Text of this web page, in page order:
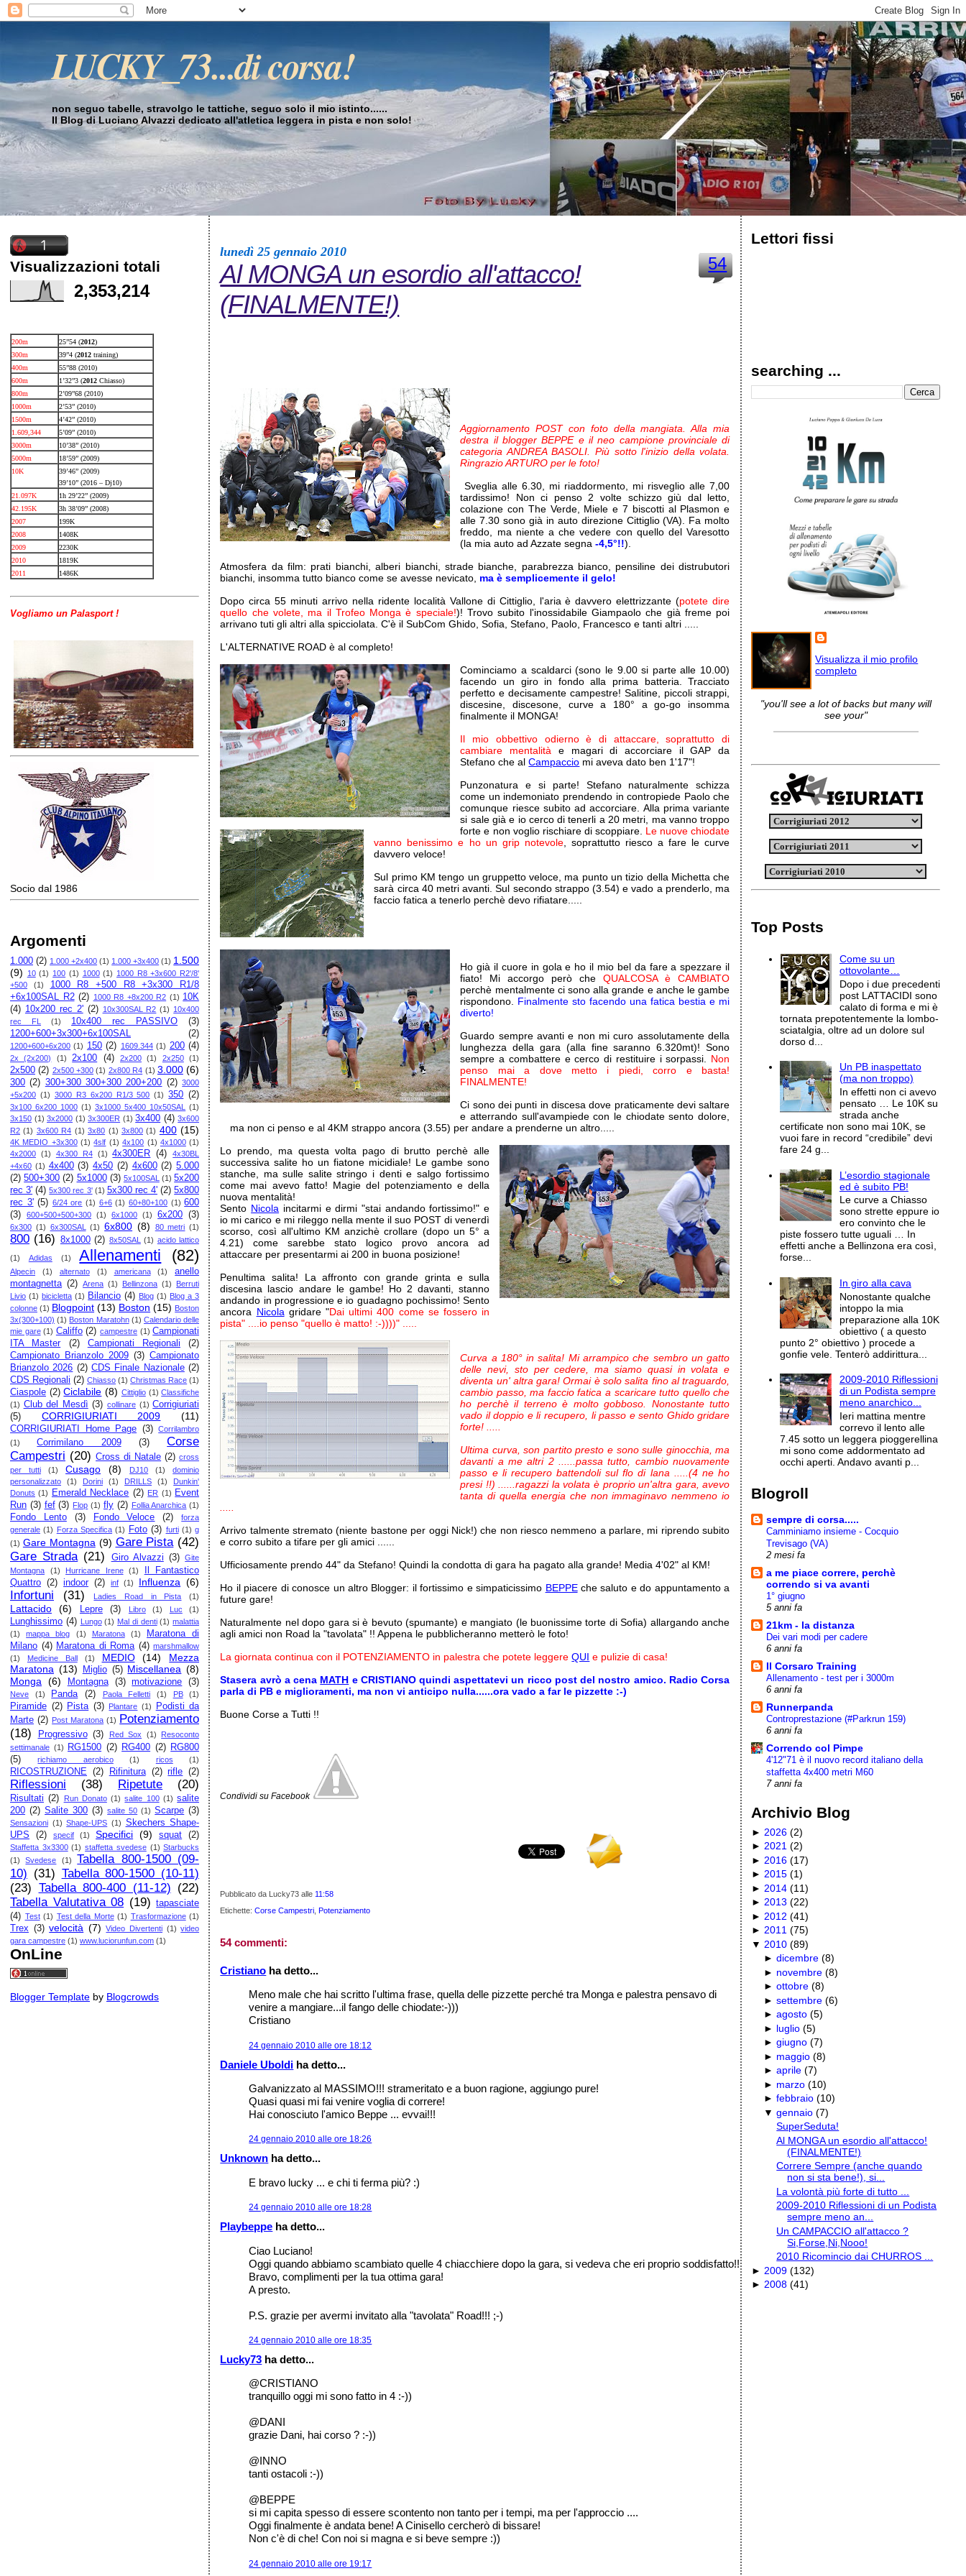
LUCKY_73...di corsa!
non seguo tabelle, stravolgo le tattiche, seguo solo il mio istinto......
Il Blog di Luciano Alvazzi dedicato all'atletica leggera in pista e non solo!
Visualizzazioni totali
2,353,214
200m 25”54 (2012)
300m
39”4 (2012 training)
400m
55”88 (2010)
600m
1’32”3 (2012 Chiasso)
800m
2’09”68 (2010)
1000m
2’53” (2010)
1500m
4’42” (2010)
1.609,344
5’09” (2010)
3000m
10’38” (2010)
5000m
18’59” (2009)
10K
39’46” (2009)
39’10” (2016 – Dj10)
21.097K
1h 29’22” (2009)
42.195K
3h 38’09” (2008)
2007
199K
2008
1408K
2009
2230K
2010
1819K
2011
1486K
Vogliamo un Palasport !
Socio dal 1986
Argomenti
1.000 (2) 1.000 +2x400 (1) 1.000 +3x400 (1) 1.500
(9)
10 (1) 100 (1) 1000 (1) 1000 R8 +3x600 R2'/8'
+500
(1)
1000 R8 +500 R8 +3x300 R1/8
+6x100SAL R2 (2) 1000 R8 +8x200 R2 (1) 10K
(4) 10x200 rec 2' (2) 10x300SAL R2 (1) 10x400
rec FL
(1) 10x400 rec PASSIVO
(3)
1200+600+3x300+6x100SAL
(2)
1200+600+6x200 (1) 150 (2) 1609.344 (1) 200 (4)
2x (2x200) (1) 2x100 (4) 2x200 (1) 2x250 (1)
2x500 (2) 2x500 +300 (1) 2x800 R4 (1) 3.000 (6)
300 (2) 300+300 300+300 200+200 (2) 3000
+5x200 (1) 3000 R3 6x200 R1/3 500 (1) 350 (2)
3x100 6x200 1000 (1) 3x1000 5x400 10x50SAL
(1)
3x150 (1) 3x2000 (1) 3x300ER (1) 3x400 (4) 3x600
R2 (1) 3x600 R4 (1) 3x80 (1) 3x800 (1) 400 (15)
4K MEDIO +3x300 (1) 4slf (1) 4x100 (1) 4x1000 (1)
4x2000 (1) 4x300 R4 (1) 4x300ER (4)
4x30BL
+4x60 (1) 4x400 (3) 4x50 (2) 4x600 (2) 5.000
(2) 500+300 (2) 5x1000 (3) 5x100SAL (1) 5x200
rec 3' (4) 5x300 rec 3' (1) 5x300 rec 4' (2) 5x800
rec 3' (5) 6/24 ore (1) 6+6 (1) 60+80+100 (1) 600
(3)
600+500+500+300 (1) 6x1000 (1) 6x200 (3)
6x300 (1) 6x300SAL (1) 6x800 (8) 80 metri (1)
800 (16) 8x1000 (2) 8x50SAL (1) acido lattico
(1) Adidas (1) Allenamenti (82)
Alpecin (1) alternato (1) americana (1)
anello
montagnetta (2) Arena (1) Bellinzona (1)
Berruti
Livio (1) bicicletta (1) Bilancio (4) Blog (1) Blog a 3
colonne (1) Blogpoint (13) Boston (15) Boston
3x(300+100) (1) Boston Maratohn (1) Calendario delle
mie gare (1) Califfo (2) campestre (1) Campionati
ITA Master
(2) Campionati Regionali
(2)
Campionato Brianzolo 2009 (3) Campionato
Brianzolo 2026 (2) CDS Finale Nazionale (2)
CDS Regionali (2) Chiasso (1) Christmas Race (1)
Ciaspole (2) Ciclabile (8) Cittiglio (1) Classifiche
(1) Club del Mesdì (3) collinare (1) Corrigiuriati
(5)
CORRIGIURIATI 2009 (11)
CORRIGIURIATI Home Page (3)
Corrilambro
(1)
Corrimilano 2009 (3)
Corse
Campestri (20) Cross di Natale (2) cross
per tutti
(1) Cusago (8) DJ10 (1)
dominio
personalizzato
(1) Dorini (1) DRILLS (1)
Dunkin'
Donuts (1) Emerald Necklace (2) ER (1) Event
Run (3) fef (3) Flop (1) fly (2) Follia Anarchica (1)
Fondo Lento (3) Fondo Veloce (2)
forza
generale (1) Forza Specifica (1) Foto (3) furti (1) g
(1) Gare Montagna (9) Gare Pista (42)
Gare Strada (21) Giro Alvazzi (3)
Gite
Montagna
(1) Hurricane Irene (1)
Il Fantastico
Quattro (2) indoor (2) inf (1) Influenza (6)
Infortuni (31) Ladies Road in Pista (1)
Lattacido (6) Lepre (3) Libro (1) Luc (1)
Lunghissimo (4) Lungo (1) Mal di denti (1) malattia
(1)
mappa blog (1) Maratona (1)
Maratona di
Milano (4) Maratona di Roma (4) marshmallow
(1)
Medicine Ball (1) MEDIO (14)
Mezza
Maratona (13) Miglio (5) Miscellanea (8)
Monga
(6) Montagna (3) motivazione (3)
Neve (1) Panda (2) Paola Felletti (1) PB (1)
Piramide (2) Pista (3) Plantare (1)
Podisti da
Marte (2) Post Maratona (1) Potenziamento
(18)
Progressivo (3) Red Sox (1)
Resoconto
settimanale (1) RG1500 (2) RG400 (2) RG800
(5)
richiamo aerobico (1) ricos (1)
RICOSTRUZIONE (2) Rifinitura (2) rifle (2)
Riflessioni (38) Ripetute (20)
Risultati (2) Run Donato (1) salite 100 (1) salite
200 (2) Salite 300 (3) salite 50 (1) Scarpe (3)
Sensazioni (1) Shape-UPS (1) Skechers Shape-
UPS
(2) specif (1) Specifici (9) squat (2)
Staffetta 3x3300 (1) staffetta svedese (1) Starbucks
(1)
Svedese (1)
Tabella 800-1500 (09-
10) (31) Tabella 800-1500 (10-11)
(23) Tabella 800-400 (11-12) (22)
Tabella Valutativa 08 (19) tapasciate
(4) Test (1) Test della Morte (1) Trasformazione (1)
Trex (3) velocità (7) Video Divertenti (1) video
gara campestre (1) www.luciorunfun.com (1)
OnLine
Blogger Template by Blogcrowds
lunedì 25 gennaio 2010
54
Al MONGA un esordio all'attacco!
(FINALMENTE!)
Aggiornamento POST con foto della mangiata. Alla mia
destra il blogger BEPPE e il neo campione provinciale di
categoria ANDREA BASOLI. Più sotto l'inizio della volata.
Ringrazio ARTURO per le foto!
Sveglia alle 6.30, mi riaddormento, mi risveglio alle 7,00
tardissimo! Non ci penso 2 volte schizzo giù dal letto,
colazione con The Verde, Miele e 7 biscotti al Plasmon e
alle 7.30 sono già in auto direzione Cittiglio (VA). Fa molto
freddo, ma niente a che vedere con quello del Varesotto
(la mia auto ad Azzate segna-4,5°!!).
Atmosfera da film: prati bianchi, alberi bianchi, strade bianche, parabrezza bianco, pensiline dei distrubutori
bianchi, insomma tutto bianco come se avesse nevicato, ma è semplicemente il gelo!
Dopo circa 55 minuti arrivo nella ridente località Vallone di Cittiglio, l'aria è davvero elettrizzante (potete dire
quello che volete, ma il Trofeo Monga è speciale!)! Trovo subito l'inossidabile Giampaolo che già freme poi
arrivano tuti gli altri alla spicciolata. C'è il SubCom Ghido, Sofia, Stefano, Paolo, Francesco e tanti altri .....
L'ALTERNATIVE ROAD è al completo!
Cominciamo a scaldarci (sono le 9.00 si parte alle 10.00)
facendo un giro in fondo alla prima batteria. Tracciato
perfetto e decisamente campestre! Salitine, piccoli strappi,
discesine, discesone, curve a 180° a go-go insomma
finalmente il MONGA!
Il mio obbettivo odierno è di attaccare, soprattutto di
cambiare mentalità e magari di accorciare il GAP da
Stefano che alCampaccio mi aveva dato ben 1'17"!
Punzonatura e si parte! Stefano naturalmente schizza
come un indemoniato prendendo in contropiede Paolo che
comunque riesce subito ad accorciare. Alla prima variante
si sale già e io cerco di tenerli a 20 metri, ma vanno troppo
forte e non voglio rischiare di scoppiare. Le nuove chiodate
vanno benissimo e ho un grip notevole, soprattutto riesco a fare le curve
davvero veloce!
Sul primo KM tengo un gruppetto veloce, ma punto un tizio della Michetta che
sarà circa 40 metri avanti. Sul secondo strappo (3.54) e vado a prenderlo, ma
faccio fatica a tenerlo perchè devo rifiatare.....
Ho già il cuore in gola e ho il mio bel da fare a spezzare il
fiato! Mi accorgo però cheQUALCOSA è CAMBIATO
perchè mentalmente ci sono alla grande e anche le gambe
rispondono. Finalmente sto facendo una fatica bestia e mi
diverto!
Guardo sempre avanti e non mi curo assolutamente della
lunghezza della gara (alla fine saranno 6.320mt)! Sono
sempre a combattere e cerco di restituire i sorpassi. Non
penso mai a dove metto i piedi, corro e basta!
FINALMENTE!
Ci sono dei punti in discesa dove praticamente devi saltare
e atterrando sull'avampiede con le chiodate sento dolore,
ma non ci penso e al 4KM strappo ancora (3.55) per andare a prenderne un altro.....
Lo prendo, ma questa volta pago di brutto perchè alle
successiva salite ho un fiatone micidiale! Le gambe sono
stanche, ma sulle salite stringo i denti e salgo fortissimo
come mai avevo fatto! Magie del potenziamento e della
nuova mentalità!
Sento Nicola incitarmi e dirmi "stai andando fortissimo!" e
io mi carico e mi rileggo nella mente il suo POST di venerdì
scorso, così all'ultimo KM anzichè crollare (dopo un 5° a
4.21) come sarebbe stato logico provo ancora ad
attaccare per presentarmi ai 200 in buona posizione!
Penultima salita! La affronto con grande grinta e sulla
discesina lascio andare le gambe! Ho 2 davanti, stanno
andando in progressione e io guadagno pochissimo! Sento
ancora Nicola gridare "Dai ultimi 400 come se fossero in
pista" ....io penso "quello è matto! :-))))" .....
Curva a 180° in salita! Mi arrampico che sembro un gatto
delle nevi, sto per cedere, ma siamo quasi in volata e
diventa un' altra gara! Ormai è solo salita fino al traguardo,
cambio passo, ma faccio fatica a scaricare tutto quello che
ho perchè il terreno è molto gobboso. Nonostante tutto
vado il doppio e li recupero, li passo e sento Ghido gridare
forte! .....
Ultima curva, son partito presto e sono sulle ginocchia, ma
davanti a me altri 2 ......passa tutto, cambio nuovamente
passo e li recupero battendoli sul flo di lana .....(4 ne ho
presi !!) ......ragazzi la volata è proprio un'altra gara, avevo
tanta di quella energia che non immaginavo nemmeno io
Arrivo talmente stremato (niente bastone per oggi Nick!) che non riesco nemmeno a parlare, mi riprendo subito
e corro subito a tifare per gli amici ......
Ufficiosamente prendo 44" da Stefano! Quindi la condotta di gara ha pagato alla grande! Media 4'02" al KM!
Ho il piacere di conosce un altro Blogger: il fortissimo e simpaticissimo BEPPEche saluto e do appuntamento a
future gare!
Naturalmente nel dopo gara si è bevuto (spumante) e mangiato (le buonissime torte di Sofia) allargando anche
agli amici non Road la "tavolata" !! Appena le pubblicheranno metterò le foto!
La giornata continua con il POTENZIAMENTO in palestra che potete leggereQUI e pulizie di casa!
Stasera avrò a cena MATH e CRISTIANO quindi aspettatevi un ricco post del nostro amico. Radio Corsa
parla di PB e miglioramenti, ma non vi anticipo nulla......ora vado a far le pizzette :-)
Buone Corse a Tutti !!
Condividi su Facebook
Pubblicato da Lucky73alle 11:58
Etichette:Corse Campestri Potenziamento
54 commenti:
Cristiano ha detto...
Meno male che hai scritto l'ultima frase, quella delle pizzette perché tra Monga e palestra pensavo di
venire a mangiare...il fango delle chiodate:-)))
Cristiano
24 gennaio 2010 alle ore 18:12
Daniele Uboldi ha detto...
Galvanizzato al MASSIMO!!! strameritato e a buon ragione, aggiungo pure!
Quasi quasi mi fai venire voglia di correre!
Hai conosciuto l'amico Beppe ... evvai!!!
24 gennaio 2010 alle ore 18:26
Unknown ha detto...
E bravo lucky ... e chi ti ferma più? :)
24 gennaio 2010 alle ore 18:28
Playbeppe ha detto...
Ciao Luciano!
Oggi quando abbiamo scambiato quelle 4 chiacchiere dopo la gara, si vedeva che eri proprio soddisfatto!!
Bravo, complimenti per la tua ottima gara!
A presto.
P.S. grazie per avermi invitato alla "tavolata" Road!!! ;-)
24 gennaio 2010 alle ore 18:35
Lucky73 ha detto...
@CRISTIANO
tranquillo oggi mi sono fatto in 4 :-))
@DANI
grazie Dani, hai corso ? :-))
@INNO
tanti ostacoli :-))
@BEPPE
si mi capita spesso di essere scontento non tanto per i tempi, ma per l'approccio ....
Oggi finalmente è andata bene! A Cinisello cercherò di bissare!
Non c'è di che! Con noi si magna e si beve sempre :))
24 gennaio 2010 alle ore 19:17
Lettori fissi
searching ...
Visualizza il mio profilo
completo
"you'll see a lot of backs but many will
see your"
Top Posts
Come su un
ottovolante…
Dopo i due precedenti
post LATTACIDI sono
calato di forma e mi è
tornata prepotentemente la lombo-
sciatalgia, oltre ad un dolore sul
dorso d...
Un PB inaspettato
(ma non troppo)
In effetti non ci avevo
pensato … Le 10K su
strada anche
certificate non sono mai 10K, se
vuoi fare in record “credibile” devi
fare 24 g...
L’esordio stagionale
ed è subito PB!
Le curve a Chiasso
sono strette eppure io
ero convinto che le
piste fossero tutte uguali … In
effetti anche a Bellinzona era così,
forse...
In giro alla cava
Nonostante qualche
intoppo la mia
preparazione alla 10K
obiettivo ( a questo
punto 2° obiettivo ) procede a
gonfie vele. Tenterò addirittura...
2009-2010 Riflessioni
di un Podista sempre
meno anarchico...
Ieri mattina mentre
correvo il lento alle
7.45 sotto un leggera pioggerellina
mi sono come addormentato ad
occhi aperti. Andavo avanti p...
Blogroll
sempre di corsa.....
Camminiamo insieme - Cocquio
Trevisago (VA)
2 mesi fa
a me piace correre, perchè
correndo si va avanti
1° giugno
5 anni fa
21km - la distanza
Dei vari modi per cadere
6 anni fa
Il Corsaro Training
Allenamento - test per i 3000m
6 anni fa
Runnerpanda
Controprestazione (#Parkrun 159)
6 anni fa
Correndo col Pimpe
4'12"71 è il nuovo record italiano della
staffetta 4x400 metri M60
7 anni fa
Archivio Blog
► 2026 (2)
►2021 (2)
► 2016 (17)
►2015 (1)
► 2014 (11)
►2013 (22)
► 2012 (41)
►2011 (75)
▼ 2010 (89)
►dicembre (8)
► novembre (8)
►ottobre (8)
►settembre (6)
►agosto (5)
► luglio (5)
►giugno (7)
► maggio (8)
►aprile (7)
► marzo (10)
►febbraio (10)
▼gennaio (7)
SuperSeduta!
Al MONGA un esordio all'attacco!
(FINALMENTE!)
Correre Sempre (anche quando
non si sta bene!), si...
La volontà più forte di tutto ...
2009-2010 Riflessioni di un Podista
sempre meno an...
Un CAMPACCIO all'attacco ?
Si,Forse,Ni,Nooo!
2010 Ricomincio dai CHURROS ...
► 2009 (132)
►2008 (41)